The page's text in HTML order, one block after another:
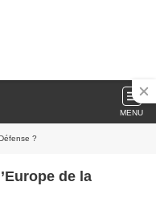
MENU
?
de la